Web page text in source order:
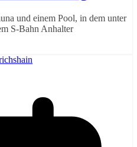
und einem Pool, in dem unter
S-Bahn Anhalter